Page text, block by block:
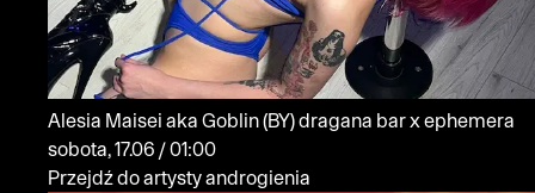
Alesia Maisei aka Goblin(BY)dragana bar x ephemera
sobota, 17.06 / 01:00
Przejdź do artysty androgienia